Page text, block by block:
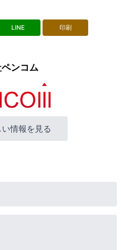
LINE 印刷
ンコム
情報を見る